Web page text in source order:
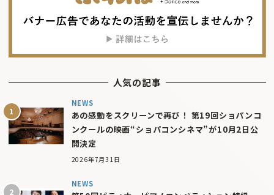
人気の記事
NEWS
あの感動をスクリーンで再び！ 第19回ショパンコ
ンクールの映画“ショパコンシネマ”が10月2日公
開決定
2026年7月31日
NEWS